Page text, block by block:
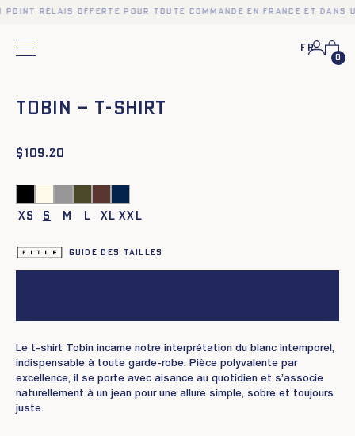
Fr
0
TOBIN – T-SHIRT
$ 109.20
XS S M L XL XXL
Guide des tailles
Le t-shirt Tobin incarne notre interprétation du blanc intemporel,
indispensable à toute garde-robe. Pièce polyvalente par
excellence, il se porte avec aisance au quotidien et s’associe
naturellement à un jean pour une allure simple, sobre et toujours
juste.